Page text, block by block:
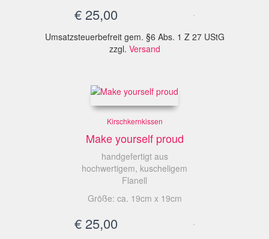
€25,00
Umsatzsteuerbefreit gem. §6 Abs. 1 Z 27 UStG
zzgl. Versand
Kirschkernkissen
Make yourself proud
handgefertigt aus
hochwertigem, kuscheligem
Flanell
Größe: ca. 19cm x 19cm
€25,00